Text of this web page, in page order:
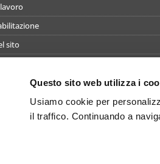
Questo sito web utilizza i
Usiamo cookie per
il traffico. Continuando a
sito
condizioni di utilizzo del simulatore
privacy
Privacy